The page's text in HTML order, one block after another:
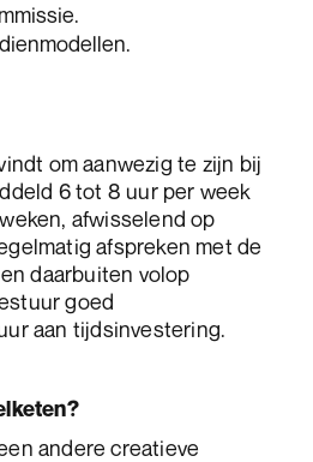
om aanwezig te zijn bij
6 tot 8 uur per week
afwisselend op
afspreken met de
daarbuiten volop
goed
aan tijdsinvestering.
andere creatieve